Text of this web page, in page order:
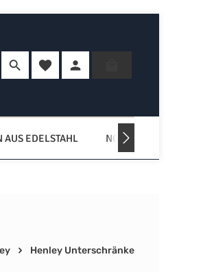
Du hast 0 Produkte auf dem Merkzettel
AUS EDELSTAHL NORDISCHE KÜCHEN
Henley Unterschränke